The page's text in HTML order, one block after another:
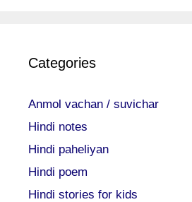
Categories
Anmol vachan / suvichar
Hindi notes
Hindi paheliyan
Hindi poem
Hindi stories for kids